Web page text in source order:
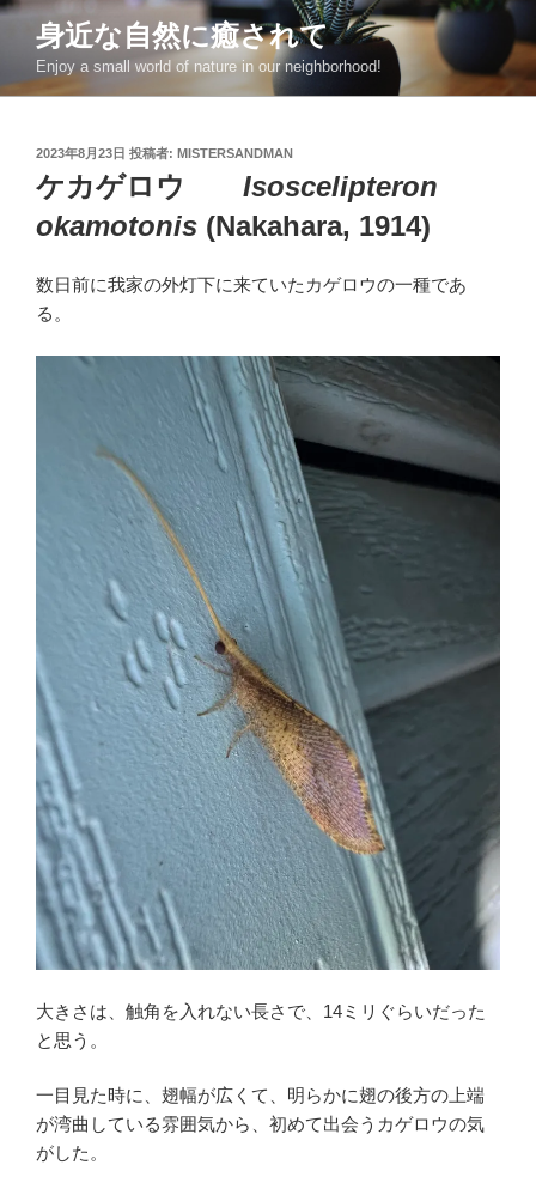
コ
ン
身近な自然に癒されて
Enjoy a small world of nature in our neighborhood!
投
稿
日:
2023年8月23日 投稿者: MISTERSANDMAN
ケカゲロウ Isoscelipteron
okamotonis (Nakahara, 1914)
数日前に我家の外灯下に来ていたカゲロウの一種であ
る。
大きさは、触角を入れない長さで、14ミリぐらいだった
と思う。
一目見た時に、翅幅が広くて、明らかに翅の後方の上端
が湾曲している雰囲気から、初めて出会うカゲロウの気
がした。